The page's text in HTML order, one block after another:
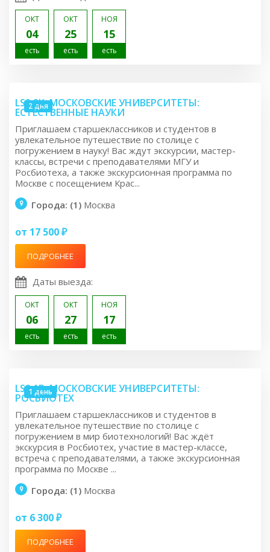
ОКТ
04
есть
ОКТ
25
есть
НОЯ
15
есть
2 дня
LS2.2K: МОСКОВСКИЕ УНИВЕРСИТЕТЫ:
ЕСТЕСТВЕННЫЕ НАУКИ
Приглашаем старшеклассников и студентов в
увлекательное путешествие по столице с
погружением в науку! Вас ждут экскурсии, мастер-
классы, встречи с преподавателями МГУ и
Росбиотеха, а также экскурсионная программа по
Москве с посещением Крас...
Города: (1) Москва
от 17 500 ₽
ПОДРОБНЕЕ
Даты выезда:
ОКТ
06
есть
ОКТ
27
есть
НОЯ
17
есть
1 день
LS2.1R: МОСКОВСКИЕ УНИВЕРСИТЕТЫ:
РОСБИОТЕХ
Приглашаем старшеклассников и студентов в
увлекательное путешествие по столице с
погружением в мир биотехнологий! Вас ждёт
экскурсия в Росбиотех, участие в мастер-классе,
встреча с преподавателями, а также экскурсионная
программа по Москве ...
Города: (1) Москва
от 6 300 ₽
ПОДРОБНЕЕ